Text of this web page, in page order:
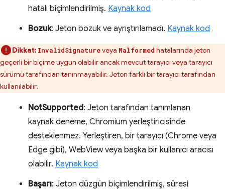
hatalı biçimlendirilmiş. Kaynak kod
Bozuk: Jeton bozuk ve ayrıştırılamadı. Kaynak kod
Dikkat: InvalidSignatureveya Malformed hatalarında jeton
geçerli bir biçime uygun olabilir ancak mevcut tarayıcı veya tarayıcı
sürümü tarafından tanınmayabilir. Jeton farklı bir tarayıcı tarafından
kullanılabilir.
NotSupported: Jeton tarafından tanımlanan
kaynak deneme, Chromium yerleştiricisinde
desteklenmez. Yerleştiren, bir tarayıcı (Chrome veya
Edge gibi), WebView veya başka bir kullanıcı aracısı
olabilir. Kaynak kod
Başarı: Jeton düzgün biçimlendirilmiş, süresi